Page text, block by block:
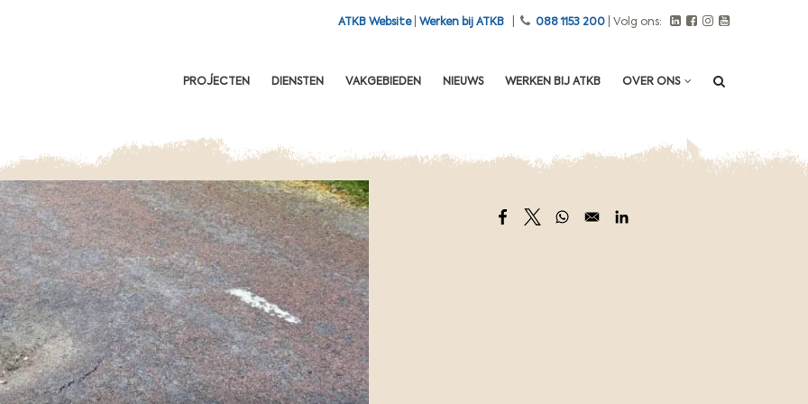
ATKB Website| Werken bij ATKB 088 1153 200 | Volg ons:
PROJECTEN DIENSTEN VAKGEBIEDEN NIEUWS WERKEN BIJ ATKB OVER ONS
Opens in a new window
Opens in a new window
Opens in a new window
Opens in a new window